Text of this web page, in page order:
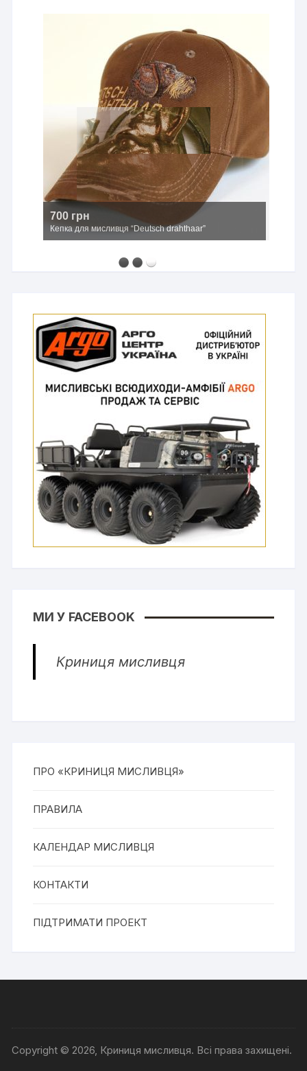
700 грн
Кепка для мисливця “Deutsch drahthaar”
МИ У FACEBOOK
Криниця мисливця
ПРО «КРИНИЦЯ МИСЛИВЦЯ»
ПРАВИЛА
КАЛЕНДАР МИСЛИВЦЯ
КОНТАКТИ
ПІДТРИМАТИ ПРОЕКТ
Copyright © 2026, Криниця мисливця. Всі права захищені.